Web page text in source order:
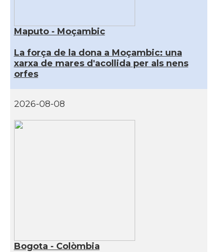
Maputo - Moçambic
La força de la dona a Moçambic: una
xarxa de mares d'acollida per als nens
orfes
2026-08-08
Bogota - Colòmbia